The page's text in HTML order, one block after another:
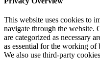
This website uses cookies to
navigate through the website.
are categorized as necessary
as essential for the working of
We also use third-party